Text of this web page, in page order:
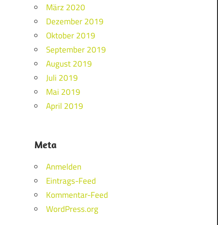
März 2020
Dezember 2019
Oktober 2019
September 2019
August 2019
Juli 2019
Mai 2019
April 2019
Meta
Anmelden
Eintrags-Feed
Kommentar-Feed
WordPress.org